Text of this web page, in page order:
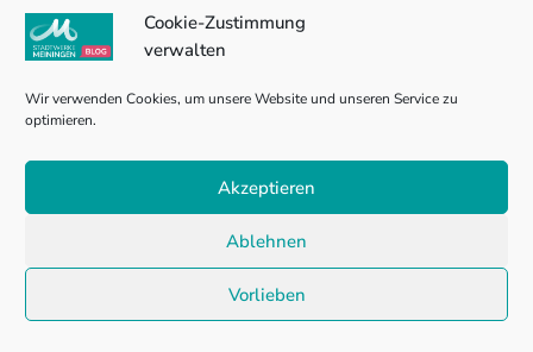
Cookie-Zustimmung
verwalten
Wir verwenden Cookies, um unsere Website und unseren Service zu
optimieren.
Akzeptieren
Ablehnen
Vorlieben